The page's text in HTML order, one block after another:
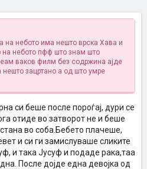
на небото има нешто врска Хава и
небото пфф што знам што
ваков филм без содржина ајде
зацртано а од што умре
си беше после пороѓај, дури се
отиде во затворот не и беше
во соба.Бебето плачеше,
и си ги замислуваше сликите
и така Јусуф и подаде рака,таа
После дојде една девојка од